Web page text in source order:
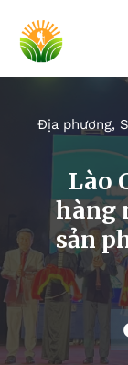
Địa phương,
Lào
hàng
sản